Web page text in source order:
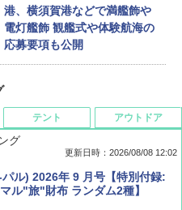
港、横須賀港などで満艦飾や
電灯艦飾 観艦式や体験航海の
応募要項も公開
グ
更新日時：2026/08/08 12:02
ル) 2026年 9 月号【特別付録:
ル"旅"財布 ランダム2種】
テント アウトドア